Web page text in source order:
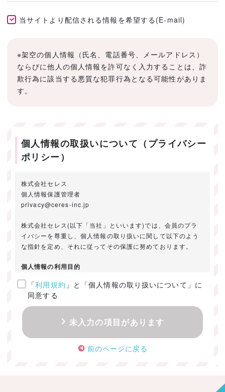
当サイトより配信される情報を希望する(E-mail)
※架空の個人情報（氏名、電話番号、メールアドレス）
ならびに他人の個人情報を許可なく入力することは、詐
欺行為に該当する悪質な犯罪行為となる可能性がありま
す。
個人情報の取扱いについて（プライバシー
ポリシー）
株式会社セレス
個人情報保護管理者
privacy@ceres-inc.jp
株式会社セレス(以下「当社」といいます)では、会員のプラ
イバシーを尊重し、個人情報の取り扱いに関して以下のよう
な指針を定め、それに従ってその保護に努めております。
個人情報の利用目的
ご提供いただきました個人情報は、以下のためにのみ利用い
たします。
・お問い合わせに対する回答及び資料送付のご連絡
・当社のお客様向けサービスの提供
・本人確認
・サービスの開発・改善のための分析
「利用規約 」と「個人情報の取り扱いについて」に
同意する
未入力の項目があります
前のページに戻る